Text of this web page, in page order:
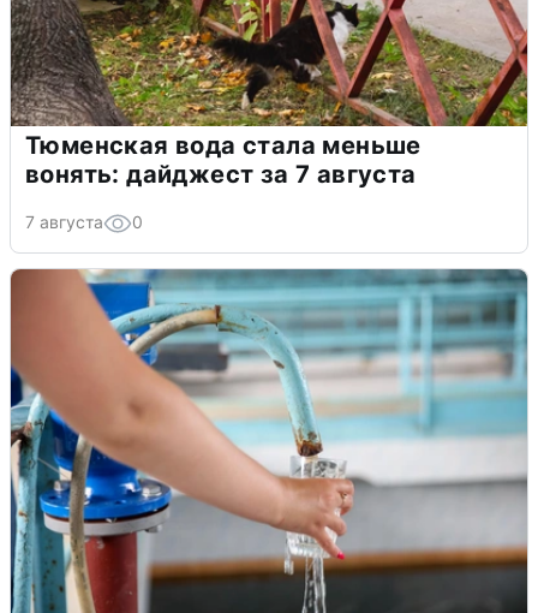
Тюменская вода стала меньше
вонять: дайджест за 7 августа
7 августа 0